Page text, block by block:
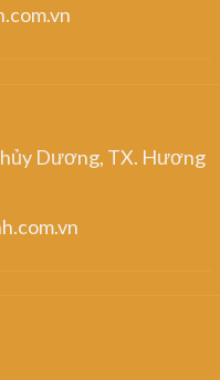
Dương, TX. Hương